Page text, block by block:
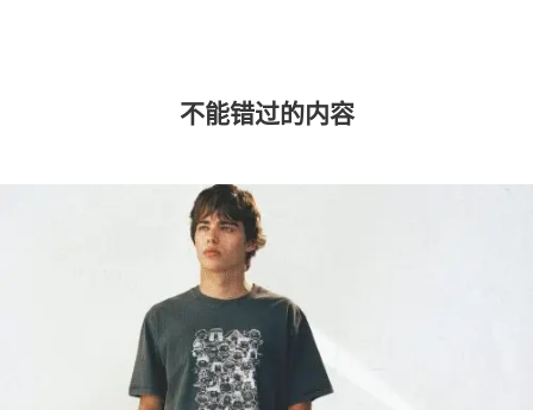
不能错过的内容